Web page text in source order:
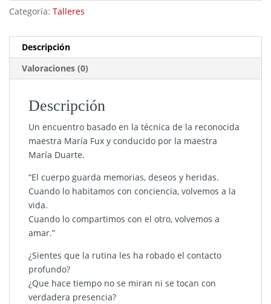
Categoría: Talleres
Descripción
Valoraciones (0)
Descripción
Un encuentro basado en la técnica de la reconocida
maestra María Fux y conducido por la maestra
María Duarte.
“El cuerpo guarda memorias, deseos y heridas.
Cuando lo habitamos con conciencia, volvemos a la
vida.
Cuando lo compartimos con el otro, volvemos a
amar.”
¿Sientes que la rutina les ha robado el contacto
profundo?
¿Que hace tiempo no se miran ni se tocan con
verdadera presencia?